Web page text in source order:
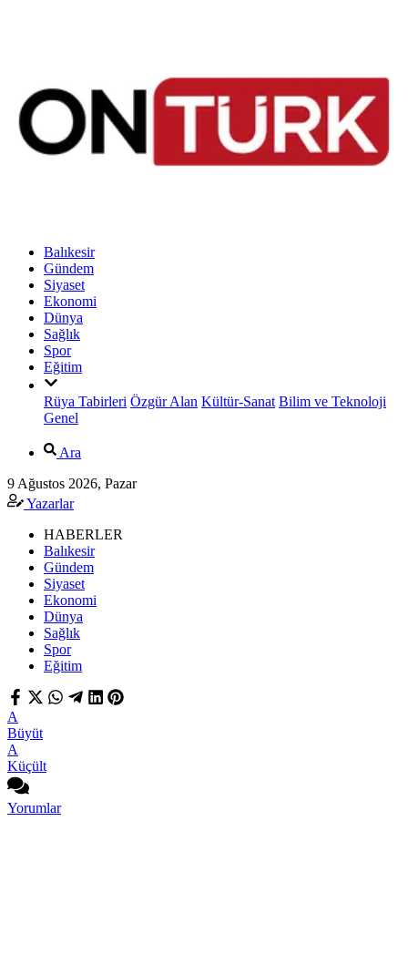
Balıkesir
Gündem
Siyaset
Ekonomi
Dünya
Sağlık
Spor
Eğitim
Rüya Tabirleri Özgür Alan Kültür-Sanat Bilim ve Teknoloji
Genel
Ara
9 Ağustos 2026, Pazar
Yazarlar
HABERLER
Balıkesir
Gündem
Siyaset
Ekonomi
Dünya
Sağlık
Spor
Eğitim
A
Büyüt
A
Küçült
Yorumlar